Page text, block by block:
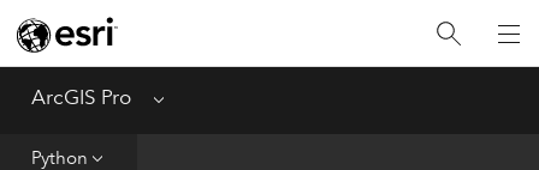
ArcGIS Pro Menu
Python